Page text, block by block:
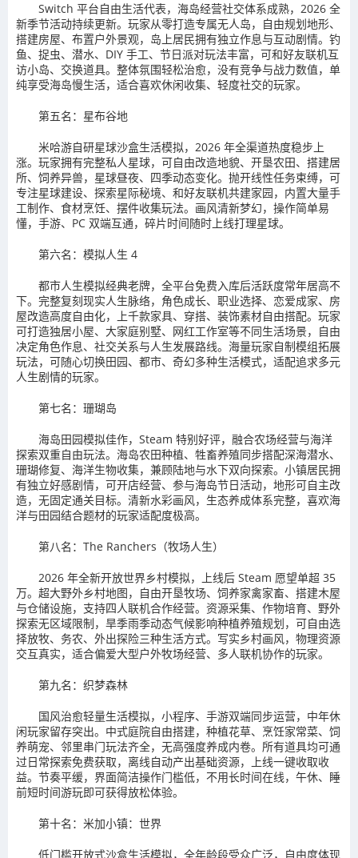
Switch 平台自由生活代表，海岛经营社交体系成熟，2026 全
新季节活动持续更新。玩家从零打造专属无人岛，自由规划地形、
搭建房屋、布置户外景观，岛上居民拥有独立作息与互动剧情。钓
鱼、捉虫、潜水、DIY 手工、节日派对玩法丰富，可和好友联机互
访小岛、交换道具。整体氛围轻松治愈，没有竞争与战力数值，单
纯享受海岛慢生活，适合喜欢休闲收集、轻度社交的玩家。
第五名：星布谷地
米哈游自研星球沙盒生活模拟，2026 年全渠道热度稳步上
涨。玩家拥有完整私人星球，可自由改造地貌、开垦农田、搭建居
所、饲养异兽，星球昼夜、四季动态变化。抛开线性任务束缚，可
专注星球建设、探索星际秘境、和好友联机共建家园，内置大量手
工制作、食材烹饪、摆件收集玩法。画风清新梦幻，操作简单易
懂，手游、PC 双端互通，碎片时间随时上线打理星球。
第六名：模拟人生 4
都市人生模拟经典老牌，全平台免费入库后活跃度常年居高不
下。完整复刻现实人生脉络，角色成长、职业选择、恋爱成家、房
屋改造高度自由化，上千款家具、穿搭、装饰素材自由搭配。玩家
可打造独居小屋、大家庭别墅、网红工作室等不同生活场景，自由
决定角色作息、社交关系与人生发展路线。海量玩家自制模组拓展
玩法，可随心切换田园、都市、奇幻多种生活模式，适配追求多元
人生剧情的玩家。
第七名：珊瑚岛
海岛田园模拟佳作，Steam 特别好评，融合农场经营与海洋
探索双重自由玩法。海岛农田种植、牲畜养殖同步搭配深海潜水、
珊瑚修复、海洋生物收集，兼顾陆地与水下双向探索。小镇居民拥
有独立好感剧情，可开店经营、参与海岛节日活动，地形可自主改
造，无固定通关目标。清新水彩画风，生态养成体系完整，喜欢海
洋与田园结合题材的玩家适配度极高。
第八名：The Ranchers（牧场人生）
2026 年全新开放世界乡村模拟，上线后 Steam 愿望单超 35
万。超大野外乡村地图，自由开垦牧场、饲养家禽家畜、搭建木屋
与仓储设施，支持四人联机合作经营。资源采集、作物培育、野外
探索无区域限制，旱季雨季动态气候影响种植养殖规划，可自由选
择放牧、务农、外出探险三种生活方式。写实乡村画风，物理资源
交互真实，适合偏爱大型户外牧场经营、多人联机协作的玩家。
第九名：织梦森林
国风治愈轻量生活模拟，小程序、手游双端同步运营，中年休
闲玩家留存突出。中式庭院自由搭建，种植花草、烹饪家常菜、饲
养萌宠、邻里串门玩法齐全，无高强度养成内卷。所有道具均可通
过日常探索免费获取，离线自动产出基础资源，上线一键收取收
益。节奏平缓，界面简洁操作门槛低，不用长时间在线，午休、睡
前短时间游玩即可获得放松体验。
第十名：米加小镇：世界
低门槛开放式沙盒生活模拟，全年龄段受众广泛，自由度体现